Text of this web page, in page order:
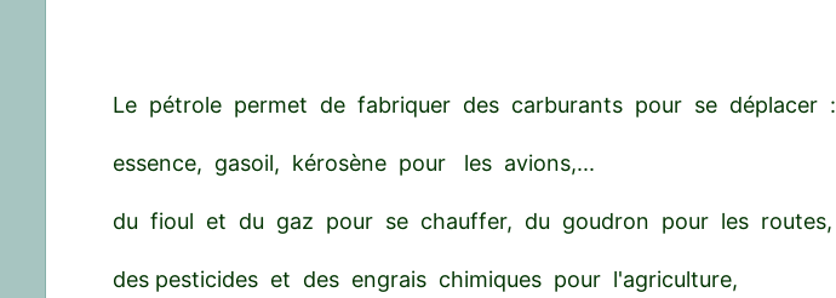
Le pétrole permet de fabriquer des carburants pour se déplacer :
essence, gasoil, kérosène pour les avions,...
du fioul et du gaz pour se chauffer, du goudron pour les routes,
des pesticides et des engrais chimiques pour l'agriculture,